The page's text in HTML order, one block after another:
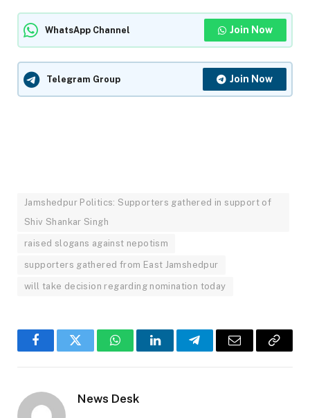
WhatsApp Channel Join Now
Telegram Group Join Now
Jamshedpur Politics: Supporters gathered in support of
Shiv Shankar Singh
raised slogans against nepotism
supporters gathered from East Jamshedpur
will take decision regarding nomination today
FacebookTwitter WhatsAppLinkedInTelegramEmail
Copy
News Desk